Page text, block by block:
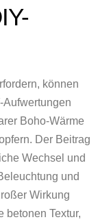
können
Aufwertungen
Boho-Wärme
Der Beitrag
Wechsel und
und
Wirkung
betonen Textur,